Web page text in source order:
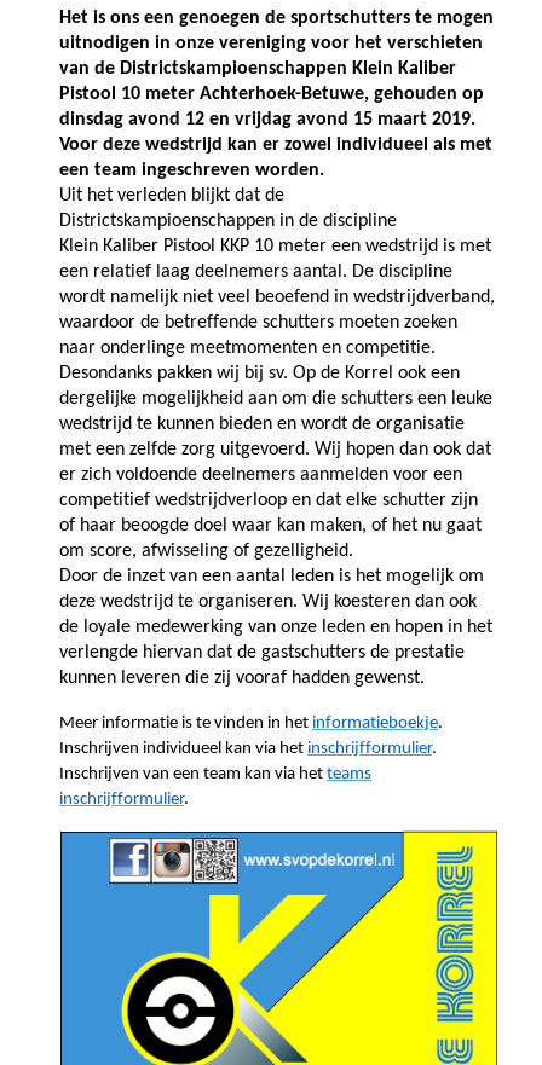
Het is ons een genoegen de sportschutters te mogen
uitnodigen in onze vereniging voor het verschieten
van de Districtskampioenschappen Klein Kaliber
Pistool 10 meter Achterhoek-Betuwe, gehouden op
dinsdag avond 12 en vrijdag avond 15 maart 2019.
Voor deze wedstrijd kan er zowel individueel als met
een team ingeschreven worden.
Uit het verleden blijkt dat de
Districtskampioenschappen in de discipline
Klein Kaliber Pistool KKP 10 meter een wedstrijd is met
een relatief laag deelnemers aantal. De discipline
wordt namelijk niet veel beoefend in wedstrijdverband,
waardoor de betreffende schutters moeten zoeken
naar onderlinge meetmomenten en competitie.
Desondanks pakken wij bij sv. Op de Korrel ook een
dergelijke mogelijkheid aan om die schutters een leuke
wedstrijd te kunnen bieden en wordt de organisatie
met een zelfde zorg uitgevoerd. Wij hopen dan ook dat
er zich voldoende deelnemers aanmelden voor een
competitief wedstrijdverloop en dat elke schutter zijn
of haar beoogde doel waar kan maken, of het nu gaat
om score, afwisseling of gezelligheid.
Door de inzet van een aantal leden is het mogelijk om
deze wedstrijd te organiseren. Wij koesteren dan ook
de loyale medewerking van onze leden en hopen in het
verlengde hiervan dat de gastschutters de prestatie
kunnen leveren die zij vooraf hadden gewenst.
Meer informatie is te vinden in het informatieboekje.
Inschrijven individueel kan via het inschrijfformulier.
Inschrijven van een team kan via het teams
inschrijfformulier.